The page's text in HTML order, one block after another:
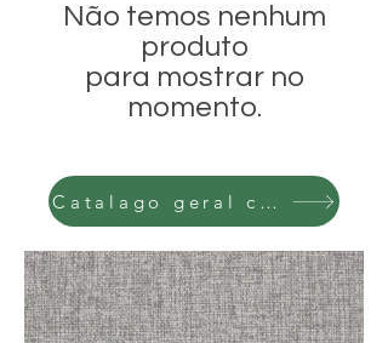
Não temos nenhum
produto
para mostrar no
momento.
Catalago geral clique aqui!